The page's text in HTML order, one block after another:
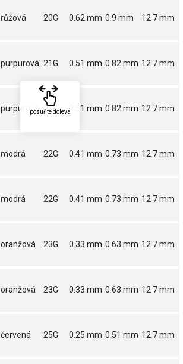
růžová 20G 0.62 mm 0.9 mm 12.7 mm
purpurová 21G 0.51 mm 0.82 mm 12.7 mm
purpurová 21G 0.51 mm 0.82 mm 12.7 mm
modrá 22G 0.41 mm 0.73 mm 12.7 mm
modrá 22G 0.41 mm 0.73 mm 12.7 mm
oranžová 23G 0.33 mm 0.63 mm 12.7 mm
oranžová 23G 0.33 mm 0.63 mm 12.7 mm
červená 25G 0.25 mm 0.51 mm 12.7 mm
posuňte doleva